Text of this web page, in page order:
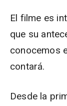
El filme es
que su
conocemos
contará.
Desde la